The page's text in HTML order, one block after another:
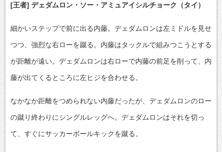
[王者] デェダムロン・ソー・アミュアイシルチョーク（タイ）
細かいステップで前に出る内藤。デェダムロンは左ミドルを見せ
つつ、強烈な右ローを蹴る。内藤はタックルで組みつこうとする
が距離が遠い。デェダムロンは右ローで内藤の前足を削って、内
藤が出てくるところに左ヒジを合わせる。
なかなか距離をつめられない内藤だったが、デェダムロンのロー
の蹴り終わりにシングルレッグへ。デェダムロンはそれを切っ
て、すぐにサッカーボールキックを蹴る。